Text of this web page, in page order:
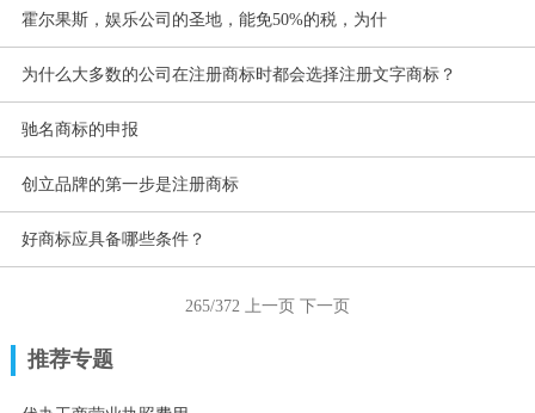
霍尔果斯，娱乐公司的圣地，能免50%的税，为什
为什么大多数的公司在注册商标时都会选择注册文字商标？
驰名商标的申报
创立品牌的第一步是注册商标
好商标应具备哪些条件？
265/372 上一页 下一页
推荐专题